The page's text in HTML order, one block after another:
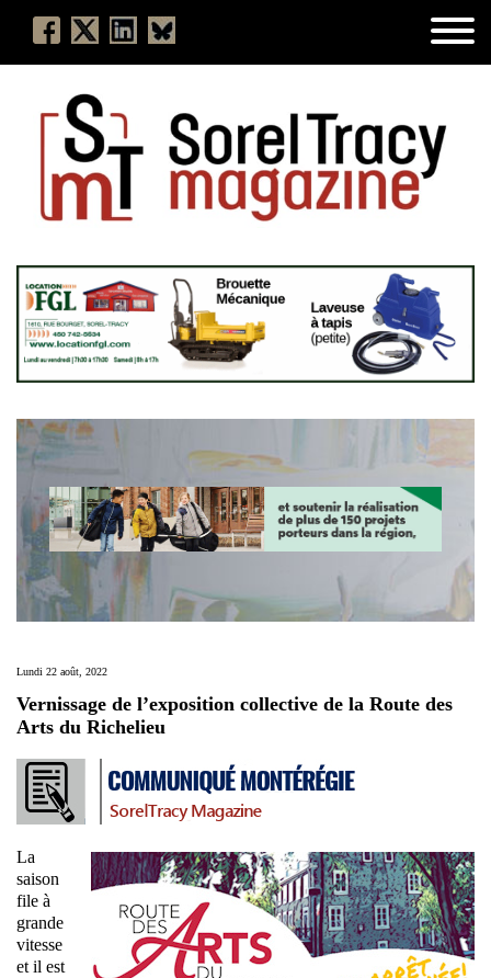
Lundi 22 août, 2022
Vernissage de l’exposition collective de la Route des
Arts du Richelieu
La
saison
file à
grande
vitesse
et il est